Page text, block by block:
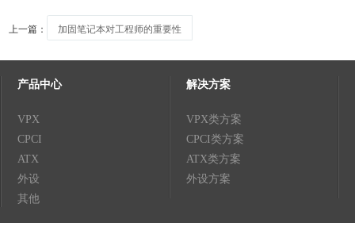
上一篇： 加固笔记本对工程师的重要性
产品中心
VPX
CPCI
ATX
外设
其他
解决方案
VPX类方案
CPCI类方案
ATX类方案
外设方案